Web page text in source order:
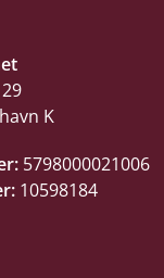
K
5798000021006
10598184